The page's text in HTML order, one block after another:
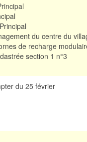
du centre du
de recharge
section 1 n°3
du 25 février